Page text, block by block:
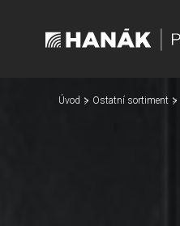
Úvod Ostatní sortiment